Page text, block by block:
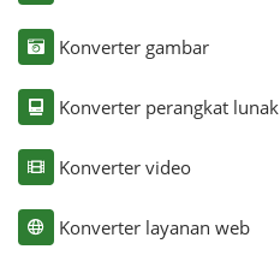
Konverter gambar
Konverter perangkat lunak
Konverter video
Konverter layanan web